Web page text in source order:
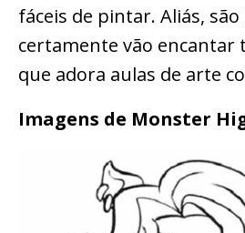
fáceis de pintar. Aliás,
certamente vão encantar
que adora aulas de arte
Imagens de Monster